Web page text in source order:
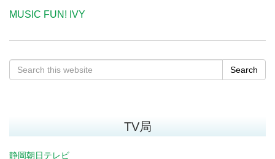
MUSIC FUN! IVY
Search
TV局
静岡朝日テレビ